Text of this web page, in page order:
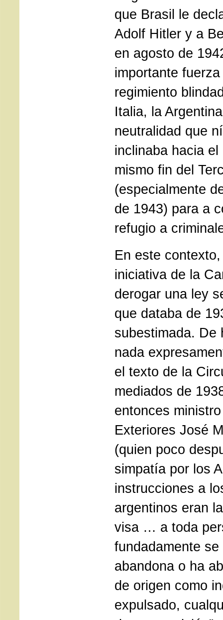
que Brasil le
Adolf Hitler y a
en agosto de
importante
regimiento
Italia, la
neutralidad que
inclinaba hacia
mismo fin del
(especialmente
de 1943) para a
refugio a
En este
iniciativa de la
derogar una ley
que databa de
subestimada. De
nada
el texto de la
mediados de
entonces
Exteriores José
(quien poco
simpatía por los
instrucciones a
argentinos eran
visa … a toda
fundadamente
abandona o ha
de origen como
expulsado,